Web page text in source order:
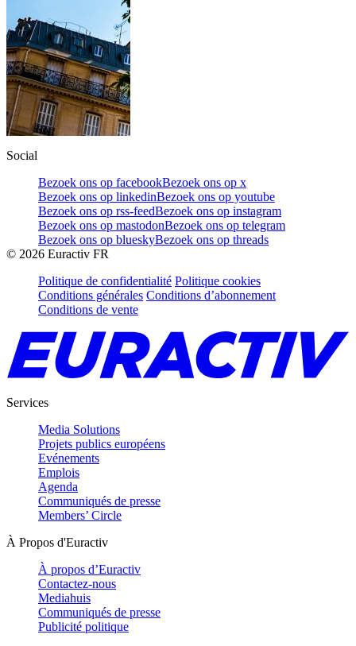
Social
Bezoek ons op facebookBezoek ons op x
Bezoek ons op linkedinBezoek ons op youtube
Bezoek ons op rss-feedBezoek ons op instagram
Bezoek ons op mastodonBezoek ons op telegram
Bezoek ons op blueskyBezoek ons op threads
© 2026 Euractiv FR
Politique de confidentialité Politique cookies
Conditions générales Conditions d’abonnement
Conditions de vente
Services
Media Solutions
Projets publics européens
Evénements
Emplois
Agenda
Communiqués de presse
Members’ Circle
À Propos d'Euractiv
À propos d’Euractiv
Contactez-nous
Mediahuis
Communiqués de presse
Publicité politique